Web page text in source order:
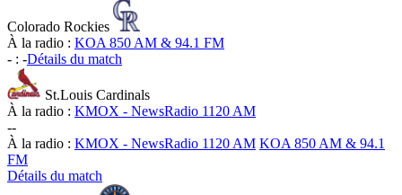
Colorado Rockies
À la radio : KOA 850 AM & 94.1 FM
- : -Détails du match
St.Louis Cardinals
À la radio : KMOX - NewsRadio 1120 AM
--
À la radio : KMOX - NewsRadio 1120 AM KOA 850 AM & 94.1
FM
Détails du match